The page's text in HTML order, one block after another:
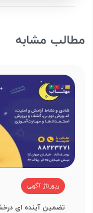
مطالب مشابه
رپورتاژ آگهی
تضمین آینده ای